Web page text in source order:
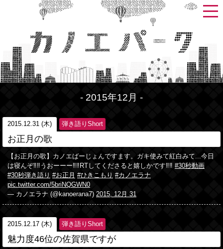
- 2015年12月 -
2015.12.31 (木) 弾き語りShort
お正月の歌
【お正月の歌】カノエばーじょんですます。ガキ使みて紅白みて...今日
は寝んぞ‼︎‼︎うおーーー‼︎‼︎RTしてくださると嬉しかです‼︎‼︎ #30秒動画
#30秒弾き語り #お正月 #ひきこもり #カノエラナ
pic.twitter.com/5briNQGWN0
— カノエラナ (@kanoerana7) 2015, 12月 31
2015.12.17 (木) 弾き語りShort
魅力度46位の佐賀県ですが